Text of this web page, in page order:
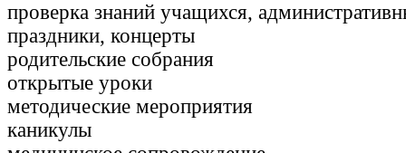
проверка знаний учащихся,
праздники, концерты
родительские собрания
открытые уроки
методические мероприятия
каникулы